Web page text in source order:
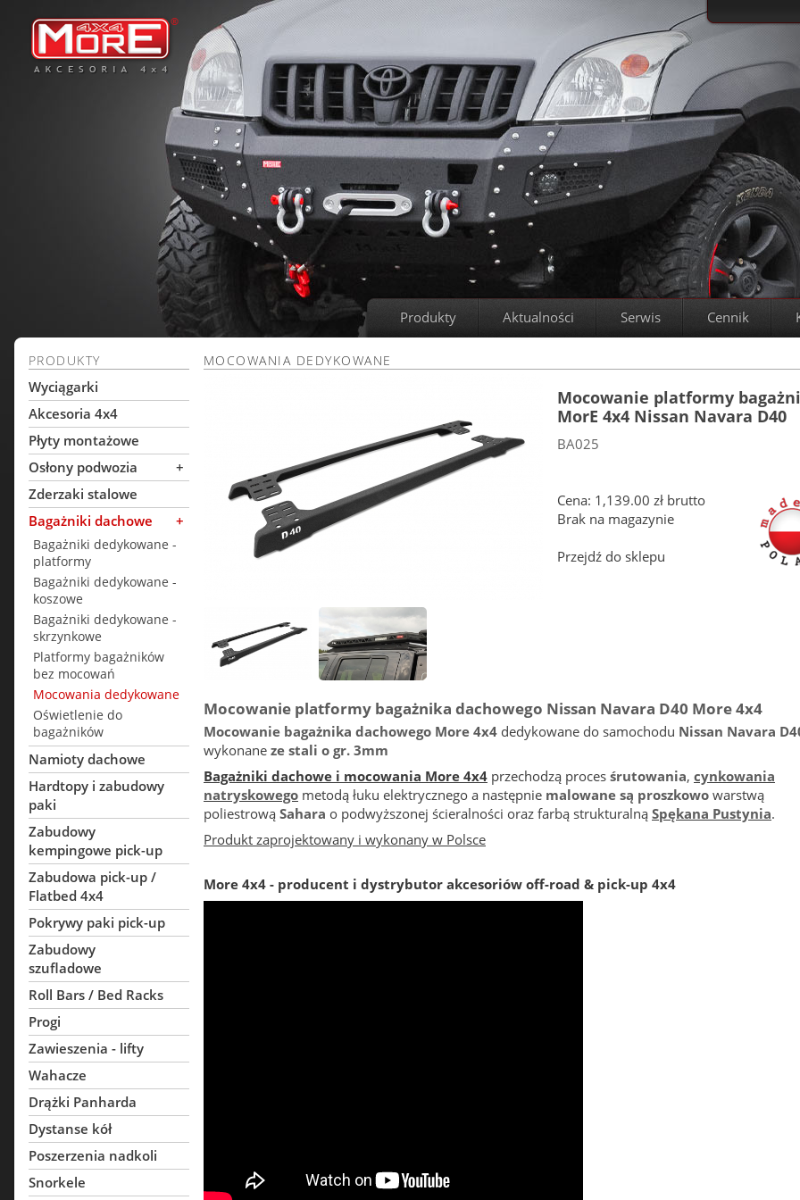
Produkty Aktualności Serwis Cennik
PRODUKTY
Wyciągarki
Akcesoria 4x4
Płyty montażowe
Osłony podwozia
+
Zderzaki stalowe
Bagażniki dachowe
+
Bagażniki dedykowane -
platformy
Bagażniki dedykowane -
koszowe
Bagażniki dedykowane -
skrzynkowe
Platformy bagażników
bez mocowań
Mocowania dedykowane
Oświetlenie do
bagażników
Namioty dachowe
Hardtopy i zabudowy
paki
Zabudowy
kempingowe pick-up
Zabudowa pick-up /
Flatbed 4x4
Pokrywy paki pick-up
Zabudowy
szufladowe
Roll Bars / Bed Racks
Progi
Zawieszenia - lifty
Wahacze
Drążki Panharda
Dystanse kół
Poszerzenia nadkoli
Snorkele
MOCOWANIA DEDYKOWANE
Mocowanie platformy
MorE 4x4 Nissan Navara D40
BA025
Cena: 1,139.00 zł brutto
Brak na magazynie
Przejdź do sklepu
Mocowanie platformy bagażnika dachowego Nissan Navara D40 More 4x4
Mocowanie bagażnika dachowego More 4x4 dedykowane do samochodu Nissan Navara
wykonane ze stali o gr. 3mm
Bagażniki dachowe i mocowania More 4x4 przechodzą proces śrutowania, cynkowania
natryskowego metodą łuku elektrycznego a następnie malowane są proszkowo warstwą
poliestrową Sahara o podwyższonej ścieralności oraz farbą strukturalną Spękana Pustynia.
Produkt zaprojektowany i wykonany w Polsce
More 4x4 - producent i dystrybutor akcesoriów off-road & pick-up 4x4